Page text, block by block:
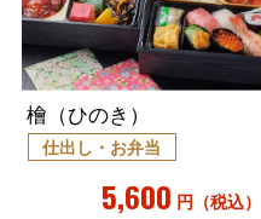
檜（ひのき）
仕出し・お弁当
5,600 円（税込）